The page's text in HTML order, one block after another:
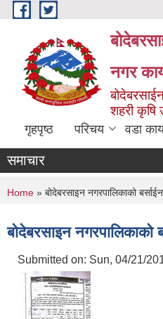
Skip to main content
नगर
शहरी कृषि
गृहपृष्ठ परिचय वडा
समाचार
You are here
Home » बोदेबरसाइन नगरपालिकाको
बोदेबरसाइन नगरपालिकाको
Submitted on: Sun, 04/21/